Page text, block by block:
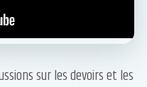
sur les devoirs et les